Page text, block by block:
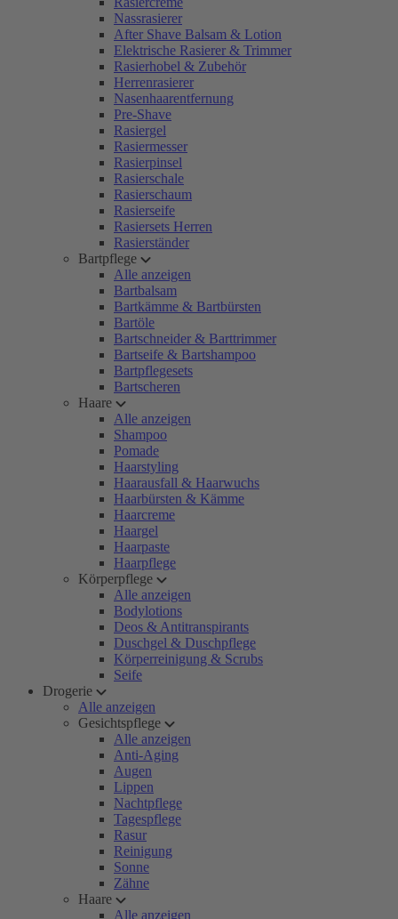
Nassrasierer
After Shave Balsam & Lotion
Elektrische Rasierer & Trimmer
Rasierhobel & Zubehör
Herrenrasierer
Nasenhaarentfernung
Pre-Shave
Rasiergel
Rasiermesser
Rasierpinsel
Rasierschale
Rasierschaum
Rasierseife
Rasiersets Herren
Rasierständer
Bartpflege
Alle anzeigen
Bartbalsam
Bartkämme & Bartbürsten
Bartöle
Bartschneider & Barttrimmer
Bartseife & Bartshampoo
Bartpflegesets
Bartscheren
Haare
Alle anzeigen
Shampoo
Pomade
Haarstyling
Haarausfall & Haarwuchs
Haarbürsten & Kämme
Haarcreme
Haargel
Haarpaste
Haarpflege
Körperpflege
Alle anzeigen
Bodylotions
Deos & Antitranspirants
Duschgel & Duschpflege
Körperreinigung & Scrubs
Seife
Drogerie
Alle anzeigen
Gesichtspflege
Alle anzeigen
Anti-Aging
Augen
Lippen
Nachtpflege
Tagespflege
Rasur
Reinigung
Sonne
Zähne
Haare
Alle anzeigen